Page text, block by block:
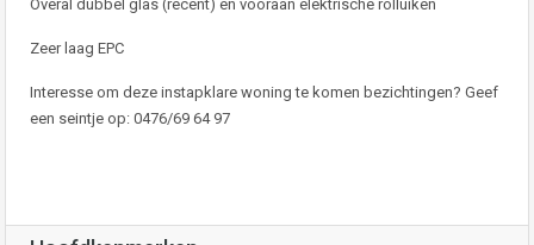
Overal dubbel glas (recent) en vooraan elektrische rolluiken
Zeer laag EPC
Interesse om deze instapklare woning te komen bezichtingen? Geef
een seintje op: 0476/69 64 97